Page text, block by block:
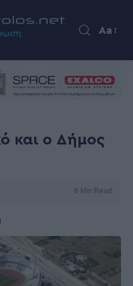
Aa
και ο Δήμος
6 Min Read